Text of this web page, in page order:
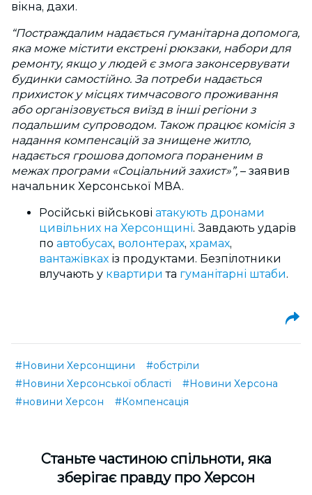
вікна, дахи.
“Постраждалим надається гуманітарна допомога,
яка може містити екстрені рюкзаки, набори для
ремонту, якщо у людей є змога законсервувати
будинки самостійно. За потреби надається
прихисток у місцях тимчасового проживання
або організовується виїзд в інші регіони з
подальшим супроводом. Також працює комісія з
надання компенсацій за знищене житло,
надається грошова допомога пораненим в
межах програми «Соціальний захист»”, – заявив
начальник Херсонської МВА.
Російські військові атакують дронами
цивільних на Херсонщині. Завдають ударів
по автобусах, волонтерах, храмах,
вантажівках із продуктами. Безпілотники
влучають у квартирита гуманітарні штаби.
#Новини Херсонщини
#обстріли
#Новини Херсонської області
#Новини Херсона
#новини Херсон
#Компенсація
Cтаньте частиною спільноти, яка
зберігає правду про Херсон